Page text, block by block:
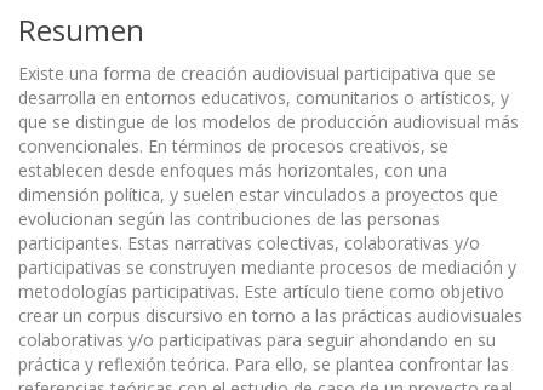
Resumen
Existe una forma de creación audiovisual participativa que se
desarrolla en entornos educativos, comunitarios o artísticos, y
que se distingue de los modelos de producción audiovisual más
convencionales. En términos de procesos creativos, se
establecen desde enfoques más horizontales, con una
dimensión política, y suelen estar vinculados a proyectos que
evolucionan según las contribuciones de las personas
participantes. Estas narrativas colectivas, colaborativas y/o
participativas se construyen mediante procesos de mediación y
metodologías participativas. Este artículo tiene como objetivo
crear un corpus discursivo en torno a las prácticas audiovisuales
colaborativas y/o participativas para seguir ahondando en su
práctica y reflexión teórica. Para ello, se plantea confrontar las